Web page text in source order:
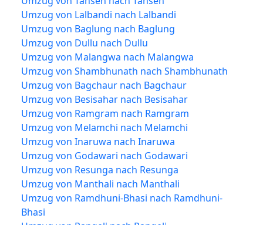
Umzug von Lalbandi nach Lalbandi
Umzug von Baglung nach Baglung
Umzug von Dullu nach Dullu
Umzug von Malangwa nach Malangwa
Umzug von Shambhunath nach Shambhunath
Umzug von Bagchaur nach Bagchaur
Umzug von Besisahar nach Besisahar
Umzug von Ramgram nach Ramgram
Umzug von Melamchi nach Melamchi
Umzug von Inaruwa nach Inaruwa
Umzug von Godawari nach Godawari
Umzug von Resunga nach Resunga
Umzug von Manthali nach Manthali
Umzug von Ramdhuni-Bhasi nach Ramdhuni-
Bhasi